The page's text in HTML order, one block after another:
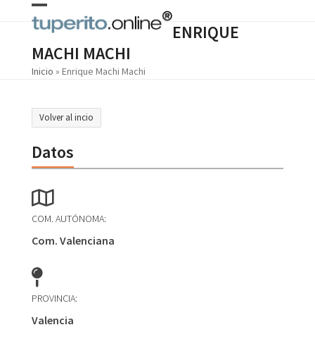
Open
mobile
menu
Close
mobile
menu
ENRIQUE
MACHI MACHI
Inicio » Enrique Machi Machi
Volver al incio
Datos
COM. AUTÓNOMA:
Com. Valenciana
PROVINCIA:
Valencia